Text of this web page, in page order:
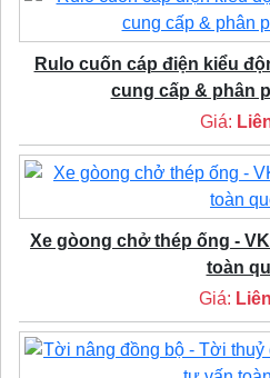
Rulo cuốn cáp điện kiểu
cung cấp & phân
Giá:
Xe gòong chở thép ống -
toàn
Giá: